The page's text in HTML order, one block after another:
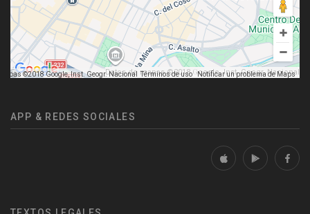
©2018 Google, Inst. Geogr. NacionalDatos de mapas ©2018 Google, Inst. Geogr. Nacional
Términos de uso Notificar un problema de Maps
APP & REDES SOCIALES